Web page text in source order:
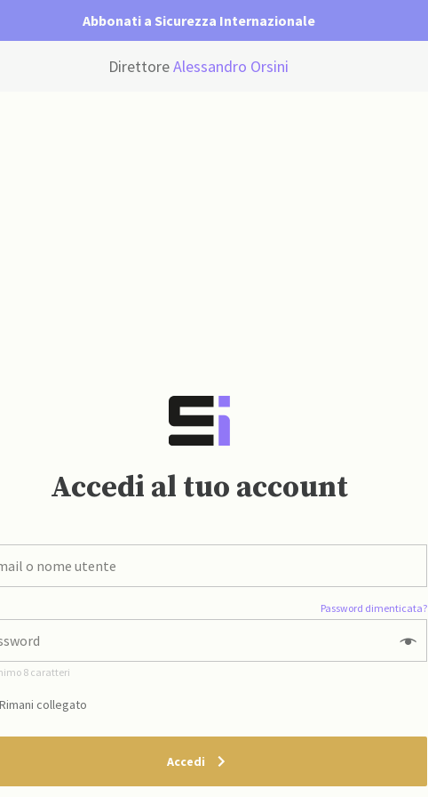
Abbonati a Sicurezza Internazionale
DirettoreAlessandro Orsini
Accedi al tuo account
Password dimenticata?
8 caratteri
collegato
Accedi